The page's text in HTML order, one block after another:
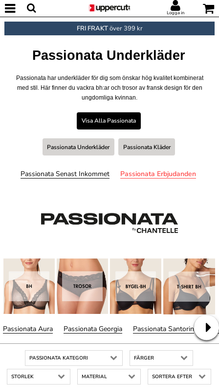
Logga in
FRI FRAKTöver 399 kr
Passionata Underkläder
Passionata har underkläder för dig som önskar hög kvalitet kombinerat
med stil. Här finner du vackra bh:ar och trosor av fransk design för den
ungdomliga kvinnan.
Visa Alla Passionata
Passionata Underkläder Passionata Kläder
Passionata Senast Inkommet Passionata Erbjudanden
Passionata Aura Passionata Georgia Passionata Santorin
PASSIONATA KATEGORI FÄRGER
STORLEK MATERIAL SORTERA EFTER